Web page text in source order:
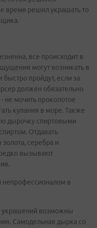
время решил украшать то
все происходит в
могут возникать в
пройдут, если за
должен обязательно
не мочить проколотое
купания в море. Также
дырочку спиртовыми
Отдавать
серебра и
вызывают
непрофессионалом в
украшений возможны
Самодельная дырка со